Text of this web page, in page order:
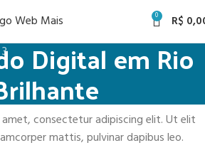
0 R$
Digital em Rio
consectetur adipiscing elit. Ut elit
mattis, pulvinar dapibus leo.